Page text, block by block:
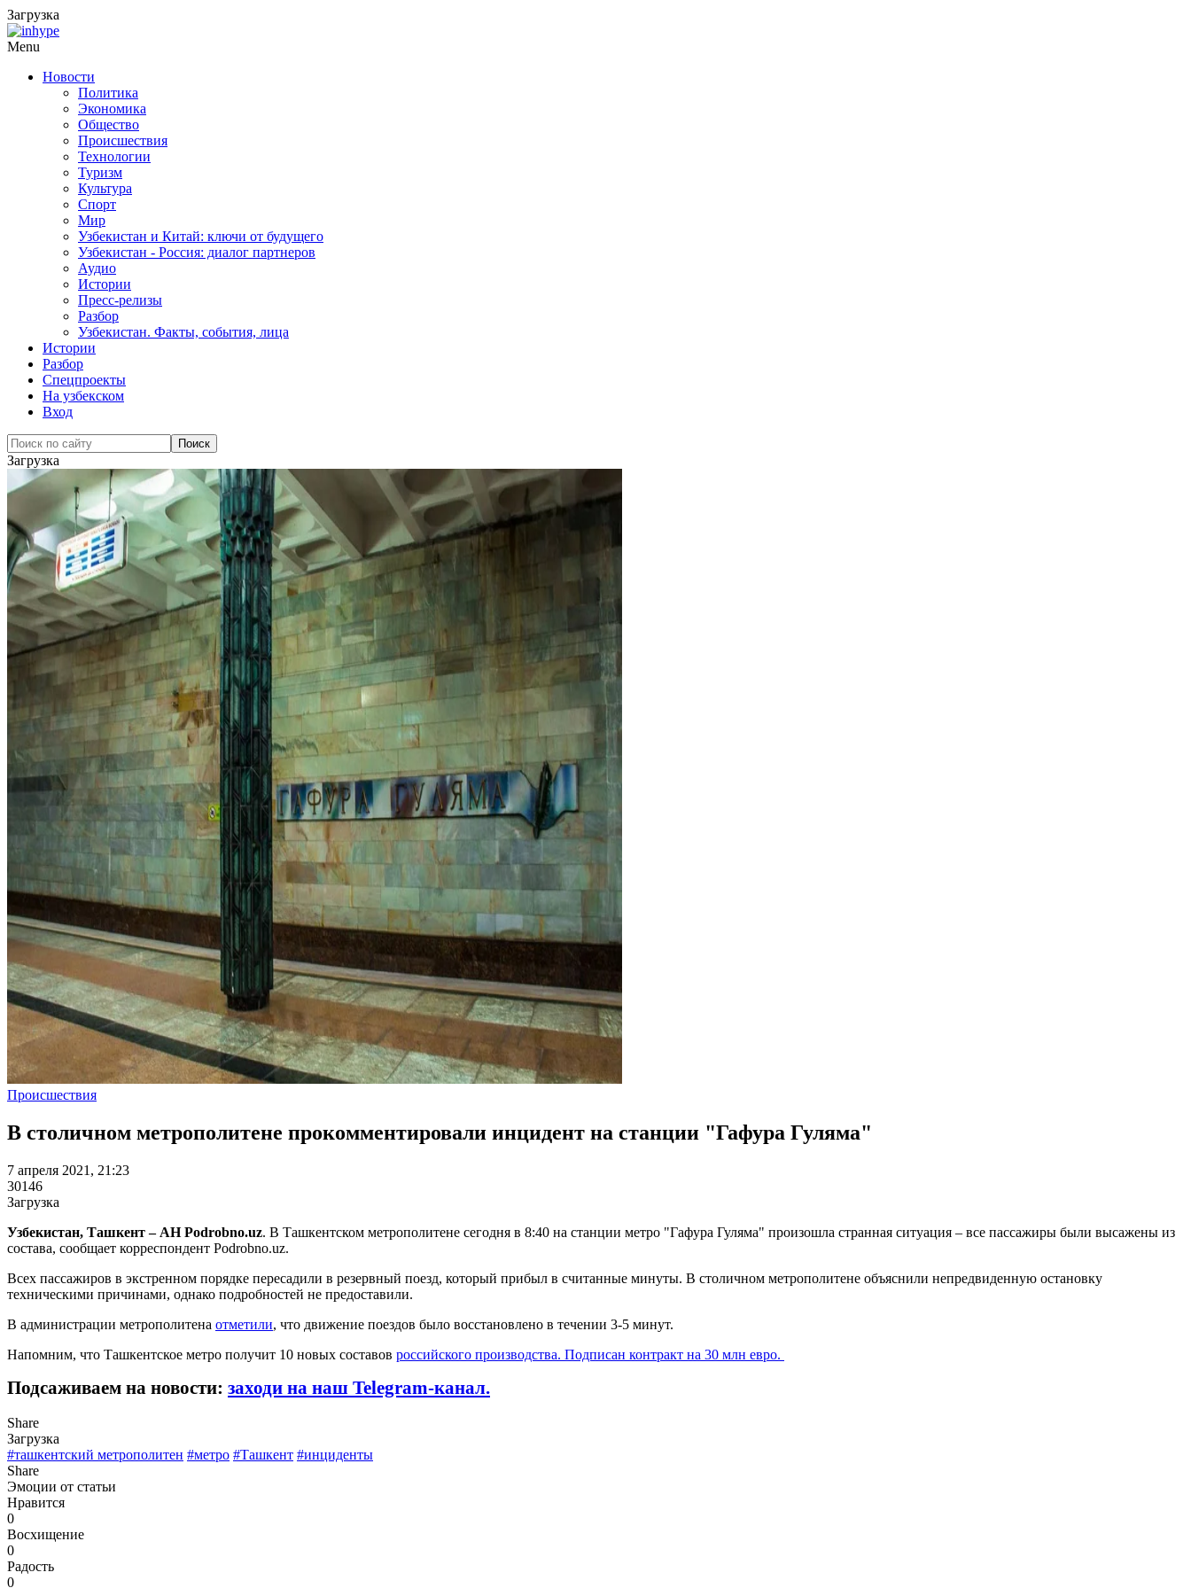
Загрузка
Menu
Новости
Политика
Экономика
Общество
Происшествия
Технологии
Туризм
Культура
Спорт
Мир
Узбекистан и Китай: ключи от будущего
Узбекистан - Россия: диалог партнеров
Аудио
Истории
Пресс-релизы
Разбор
Узбекистан. Факты, события, лица
Истории
Разбор
Спецпроекты
На узбекском
Вход
Загрузка
Происшествия
В столичном метрополитене прокомментировали инцидент на станции "Гафура Гуляма"
7 апреля 2021, 21:23
30146
Загрузка
Узбекистан, Ташкент – АН Podrobno.uz. В Ташкентском метрополитене сегодня в 8:40 на станции метро "Гафура Гуляма" произошла странная ситуация – все пассажиры были высажены из
состава, сообщает корреспондент Podrobno.uz.
Всех пассажиров в экстренном порядке пересадили в резервный поезд, который прибыл в считанные минуты. В столичном метрополитене объяснили непредвиденную остановку
техническими причинами, однако подробностей не предоставили.
В администрации метрополитена отметили, что движение поездов было восстановлено в течении 3-5 минут.
Напомним, что Ташкентское метро получит 10 новых составов российского производства. Подписан контракт на 30 млн евро.
Подсаживаем на новости: заходи на наш Telegram-канал.
Share
Загрузка
#ташкентский метрополитен #метро #Ташкент #инциденты
Share
Эмоции от статьи
Нравится
0
Восхищение
0
Радость
0